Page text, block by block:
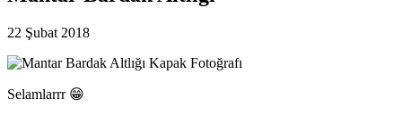
22 Şubat 2018
Selamlarrr 😁